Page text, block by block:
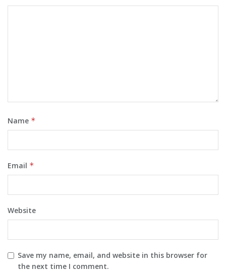
Name *
Email *
Website
Save my name, email, and website in this browser for
the next time I comment.